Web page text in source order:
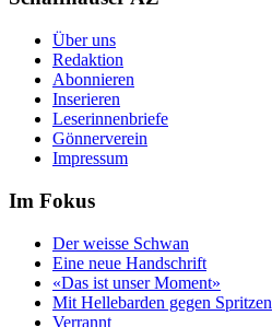
Über uns
Redaktion
Abonnieren
Inserieren
Leserinnenbriefe
Gönnerverein
Impressum
Im Fokus
Der weisse Schwan
Eine neue Handschrift
«Das ist unser Moment»
Mit Hellebarden gegen Spritzen
Verrannt